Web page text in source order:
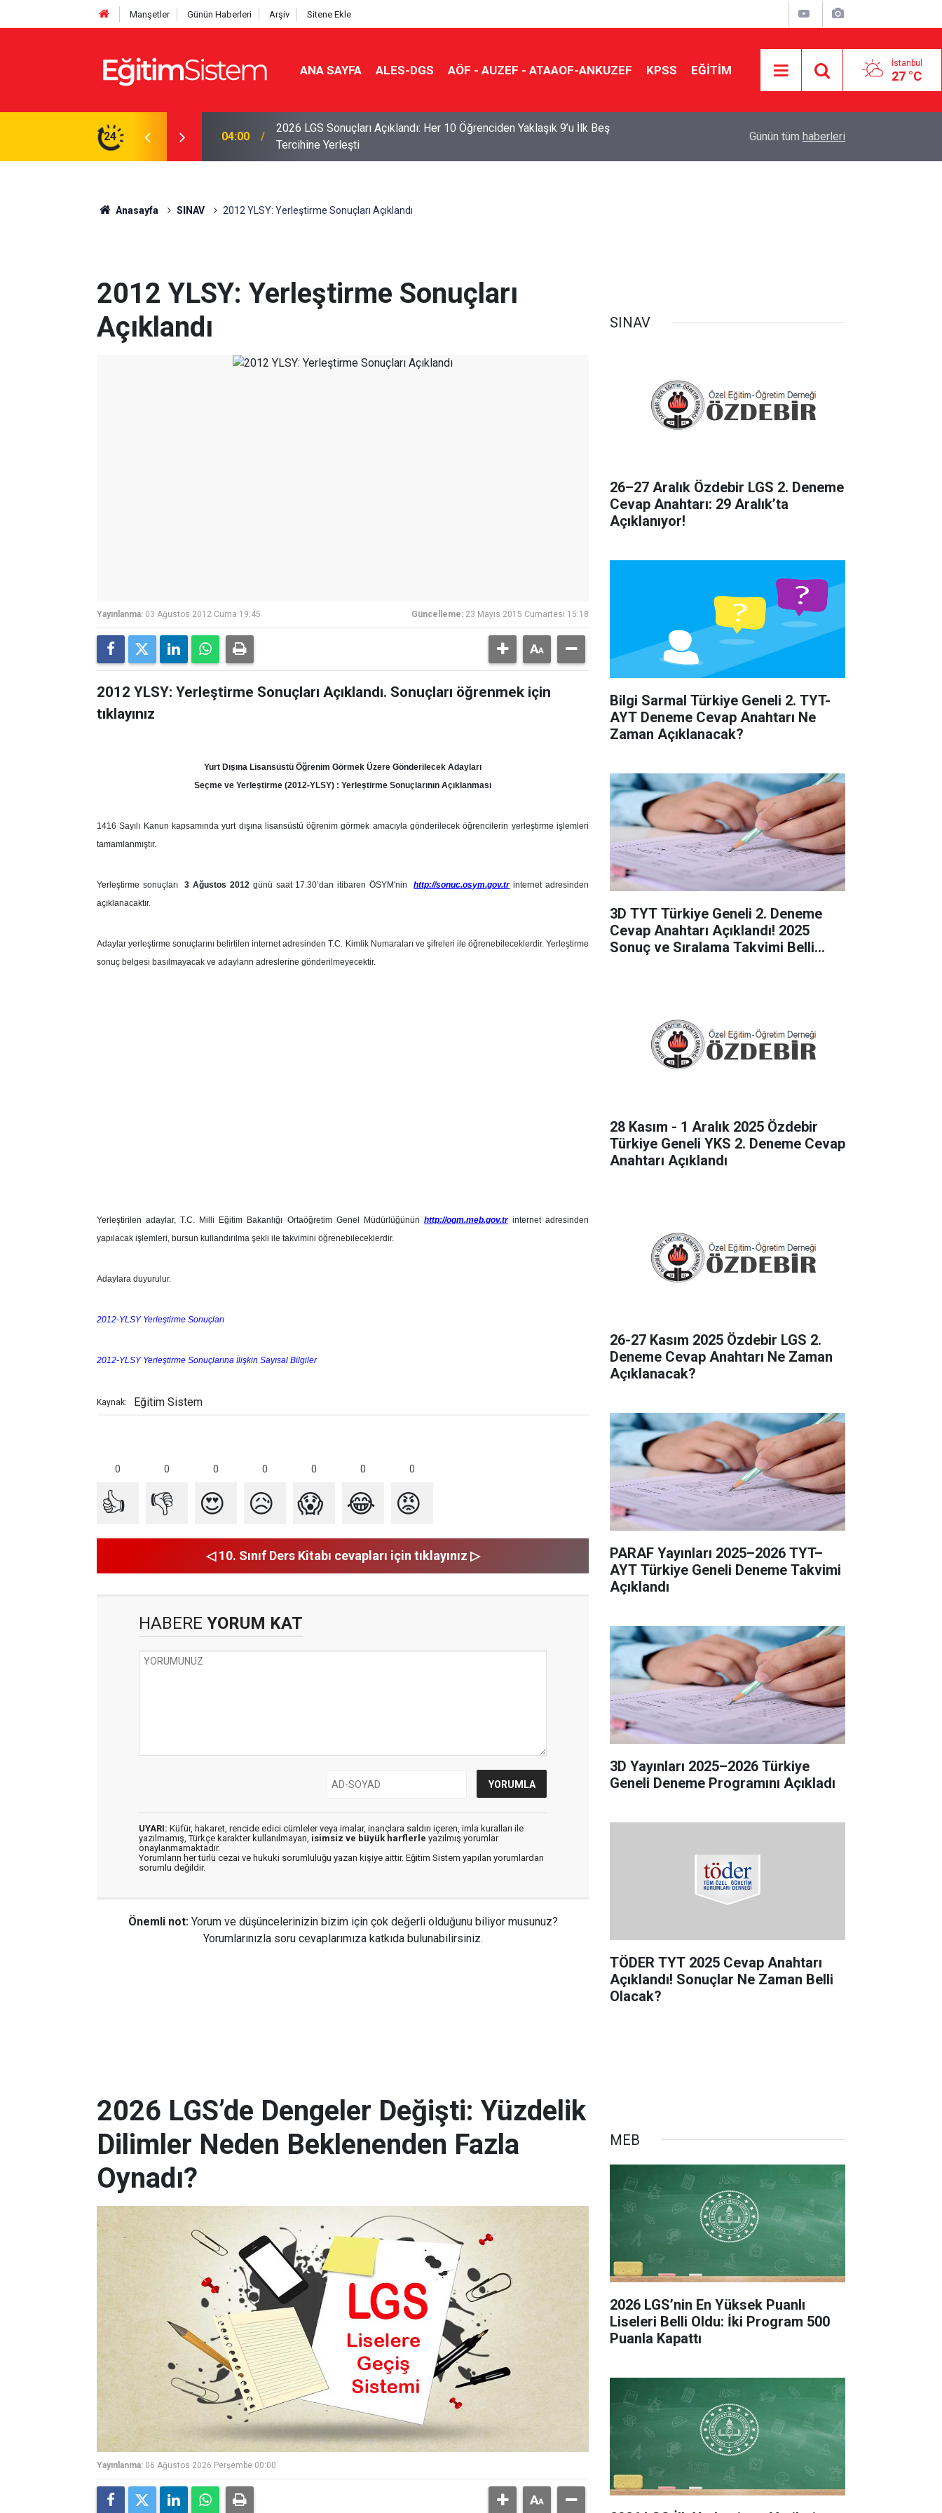
Manşetler Günün Haberleri Arşiv Sitene Ekle
ANA SAYFA ALES-DGS AÖF - AUZEF - ATAAOF-ANKUZEF KPSS EĞİTİM İstanbul
27 °C
24
Sınavla Alan Liseler Yüzde 95,76
04:00
2026 LGS Sonuçları Açıklandı: Her 10 Öğrenciden Yaklaşık 9’u İlk Beş
Tercihine Yerleşti
Yönlendiriyor?
Günün tüm haberleri
Anasayfa SINAV 2012 YLSY: Yerleştirme Sonuçları Açıklandı
2012 YLSY: Yerleştirme Sonuçları
Açıklandı
Yayınlanma: 03 Ağustos 2012 Cuma 19:45 Güncelleme: 23 Mayıs 2015 Cumartesi 15:18
2012 YLSY: Yerleştirme Sonuçları Açıklandı. Sonuçları öğrenmek için
tıklayınız
Yurt Dışına Lisansüstü Öğrenim Görmek Üzere Gönderilecek Adayları
Seçme ve Yerleştirme (2012-YLSY) : Yerleştirme Sonuçlarının Açıklanması
1416 Sayılı Kanun kapsamında yurt dışına lisansüstü öğrenim görmek amacıyla gönderilecek öğrencilerin yerleştirme işlemleri
tamamlanmıştır.
Yerleştirme sonuçları 3 Ağustos 2012 günü saat 17.30’dan itibaren ÖSYM'ninhttp://sonuc.osym.gov.trinternet adresinden
açıklanacaktır.
Adaylar yerleştirme sonuçlarını belirtilen internet adresinden T.C. Kimlik Numaraları ve şifreleri ile öğrenebileceklerdir. Yerleştirme
sonuç belgesi basılmayacak ve adayların adreslerine gönderilmeyecektir.
Yerleştirilen adaylar, T.C. Milli Eğitim Bakanlığı Ortaöğretim Genel Müdürlüğünün http://ogm.meb.gov.trinternet adresinden
yapılacak işlemleri, bursun kullandırılma şekli ile takvimini öğrenebileceklerdir.
Adaylara duyurulur.
2012-YLSY Yerleştirme Sonuçları
2012-YLSY Yerleştirme Sonuçlarına İlişkin Sayısal Bilgiler
Kaynak: Eğitim Sistem
0 0 0 0 0 0 0
👍 👎 😍 😥 😱 😂 😡
◁ 10. Sınıf Ders Kitabı cevapları için tıklayınız ▷
HABERE YORUM KAT
UYARI: Küfür, hakaret, rencide edici cümleler veya imalar, inançlara saldırı içeren, imla kuralları ile
yazılmamış, Türkçe karakter kullanılmayan, isimsiz ve büyük harflerle yazılmış yorumlar
onaylanmamaktadır.
Yorumların her türlü cezai ve hukuki sorumluluğu yazan kişiye aittir. Eğitim Sistem yapılan yorumlardan
sorumlu değildir.
Önemli not: Yorum ve düşüncelerinizin bizim için çok değerli olduğunu biliyor musunuz?
Yorumlarınızla soru cevaplarımıza katkıda bulunabilirsiniz.
SINAV
26–27 Aralık Özdebir LGS 2. Deneme
Cevap Anahtarı: 29 Aralık’ta
Açıklanıyor!
Bilgi Sarmal Türkiye Geneli 2. TYT-
AYT Deneme Cevap Anahtarı Ne
Zaman Açıklanacak?
3D TYT Türkiye Geneli 2. Deneme
Cevap Anahtarı Açıklandı! 2025
Sonuç ve Sıralama Takvimi Belli
28 Kasım - 1 Aralık 2025 Özdebir
Türkiye Geneli YKS 2. Deneme Cevap
Anahtarı Açıklandı
26-27 Kasım 2025 Özdebir LGS 2.
Deneme Cevap Anahtarı Ne Zaman
Açıklanacak?
PARAF Yayınları 2025–2026 TYT–
AYT Türkiye Geneli Deneme Takvimi
Açıklandı
3D Yayınları 2025–2026 Türkiye
Geneli Deneme Programını Açıkladı
TÖDER TYT 2025 Cevap Anahtarı
Açıklandı! Sonuçlar Ne Zaman Belli
Olacak?
2026 LGS’de Dengeler Değişti: Yüzdelik
Dilimler Neden Beklenenden Fazla
Oynadı?
Yayınlanma: 06 Ağustos 2026 Perşembe 00:00
MEB
2026 LGS’nin En Yüksek Puanlı
Liseleri Belli Oldu: İki Program 500
Puanla Kapattı